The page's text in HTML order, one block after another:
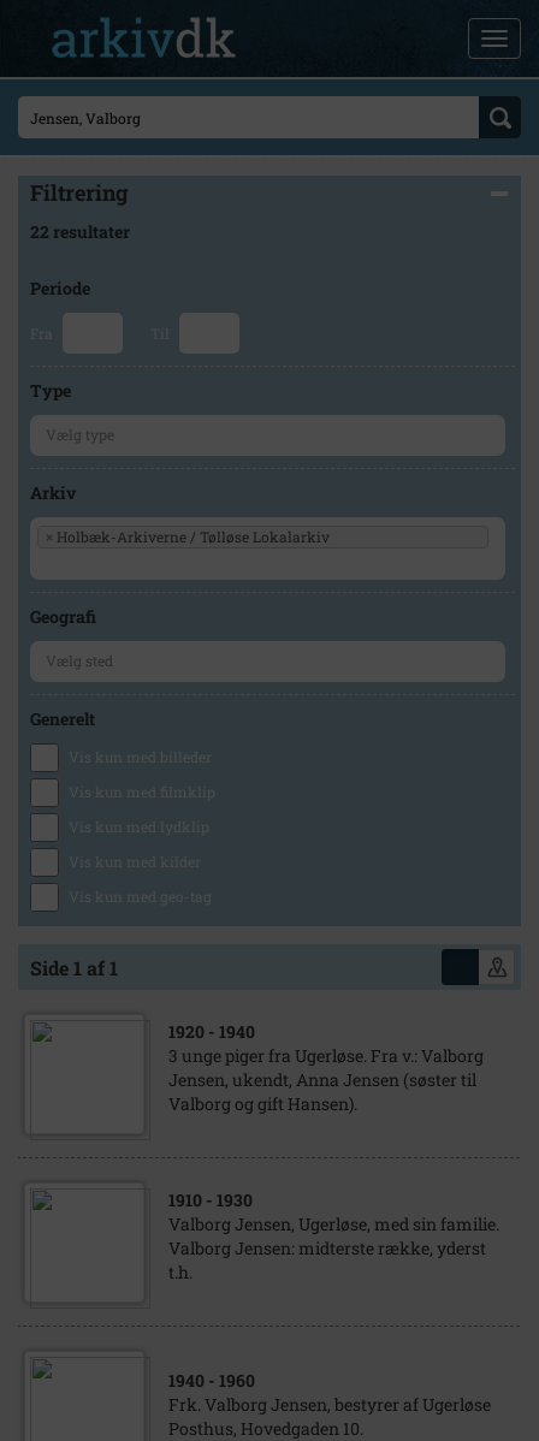
Filtrering
22 resultater
Periode
Fra Til
Type
Arkiv
× Holbæk-Arkiverne / Tølløse Lokalarkiv
Geografi
Generelt
Vis kun med billeder
Vis kun med filmklip
Vis kun med lydklip
Vis kun med kilder
Vis kun med geo-tag
Side 1 af 1
1920 - 1940
3 unge piger fra Ugerløse. Fra v.: Valborg
Jensen, ukendt, Anna Jensen (søster til
Valborg og gift Hansen).
1910 - 1930
Valborg Jensen, Ugerløse, med sin familie.
Valborg Jensen: midterste række, yderst
t.h.
1940 - 1960
Frk. Valborg Jensen, bestyrer af Ugerløse
Posthus, Hovedgaden 10.